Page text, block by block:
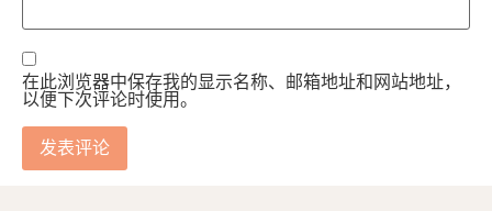
在此浏览器中保存我的显示名称、邮箱地址和网站地址，
以便下次评论时使用。